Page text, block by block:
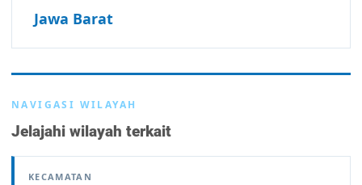
Jawa Barat
NAVIGASI WILAYAH
Jelajahi wilayah terkait
KECAMATAN